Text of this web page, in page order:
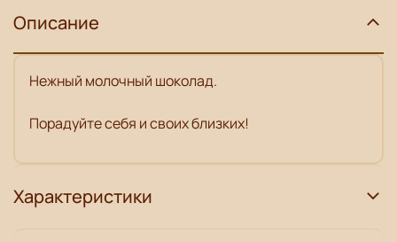
Описание
Нежный молочный шоколад.
Порадуйте себя и своих близких!
Характеристики